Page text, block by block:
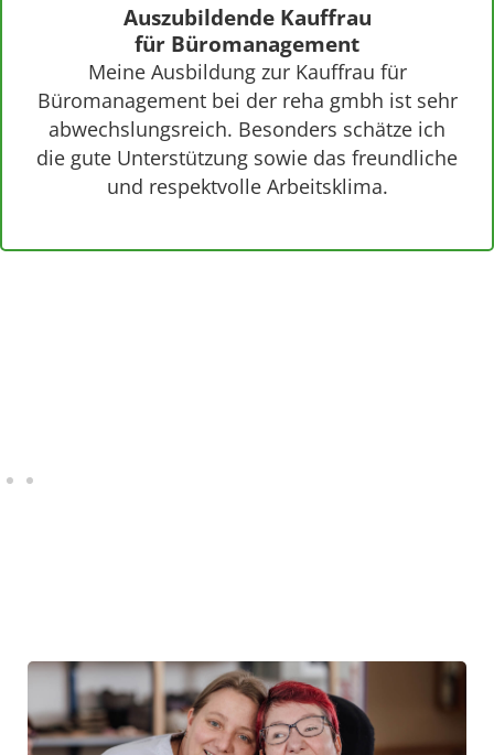
Auszubildende Kauffrau
für Büromanagement
Meine Ausbildung zur Kauffrau für
Büromanagement bei der reha gmbh ist sehr
abwechslungsreich. Besonders schätze ich
die gute Unterstützung sowie das freundliche
und respektvolle Arbeitsklima.